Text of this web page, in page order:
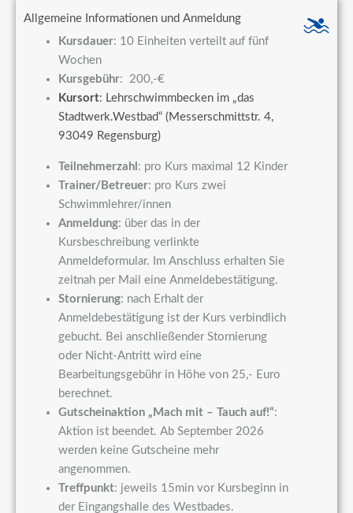
Allgemeine Informationen und Anmeldung
Kursdauer: 10 Einheiten verteilt auf fünf
Wochen
Kursgebühr: 200,-€
Kursort: Lehrschwimmbecken im „das
Stadtwerk.Westbad“ (Messerschmittstr. 4,
93049 Regensburg)
Teilnehmerzahl : pro Kurs maximal 12 Kinder
Trainer/Betreuer: pro Kurs zwei
Schwimmlehrer/innen
Anmeldung: über das in der
Kursbeschreibung verlinkte
Anmeldeformular. Im Anschluss erhalten Sie
zeitnah per Mail eine Anmeldebestätigung.
Stornierung: nach Erhalt der
Anmeldebestätigung ist der Kurs verbindlich
gebucht. Bei anschließender Stornierung
oder Nicht-Antritt wird eine
Bearbeitungsgebühr in Höhe von 25,- Euro
berechnet.
Gutscheinaktion „Mach mit – Tauch auf!“:
Aktion ist beendet. Ab September 2026
werden keine Gutscheine mehr
angenommen.
Treffpunkt: jeweils 15min vor Kursbeginn in
der Eingangshalle des Westbades.